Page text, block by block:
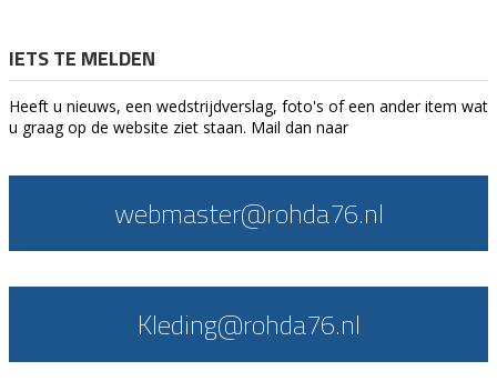
IETS TE MELDEN
Heeft u nieuws, een wedstrijdverslag, foto's of een ander item wat
u graag op de website ziet staan. Mail dan naar
webmaster@rohda76.nl
Kleding@rohda76.nl